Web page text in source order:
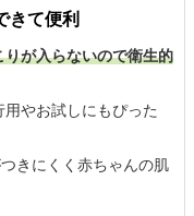
きて便利
りが入らないので衛生的
やお試しにもぴった
きにくく赤ちゃんの肌